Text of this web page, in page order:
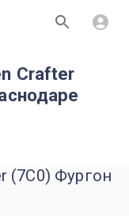
Crafter
(7C0) Фургон